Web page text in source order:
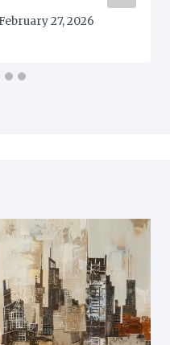
27, 2026